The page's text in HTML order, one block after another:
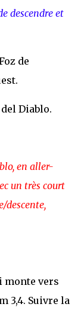
descendre et
de
Diablo.
en aller-
un très court
descente,
monte vers
3,4. Suivre la